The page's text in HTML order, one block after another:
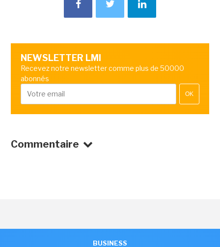
NEWSLETTER LMI
Recevez notre newsletter comme plus de 50000
abonnés
OK
Commentaire
BUSINESS